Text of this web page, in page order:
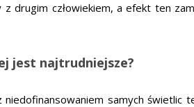
drugim człowiekiem, a efekt ten
jest najtrudniejsze?
samych świetlic